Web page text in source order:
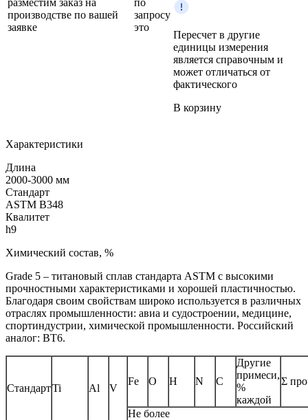
производстве по вашей
заявке
запросу
это
Пересчет в другие
единицы измерения
является справочным и
может отличаться от
фактического
В корзину
Характеристики
Длина
2000-3000 мм
Стандарт
ASTM B348
Квалитет
h9
Химический состав, %
Grade 5 – титановый сплав стандарта ASTM с высокими
прочностными характеристиками и хорошей пластичностью.
Благодаря своим свойствам широко используется в различных
отраслях промышленности: авиа и судостроении, медицине,
спортиндустрии, химической промышленности. Российский
аналог: ВТ6.
СтандартTi Al V
Fe O H N C
Другие
примеси,
%
каждой
Σ
Не более